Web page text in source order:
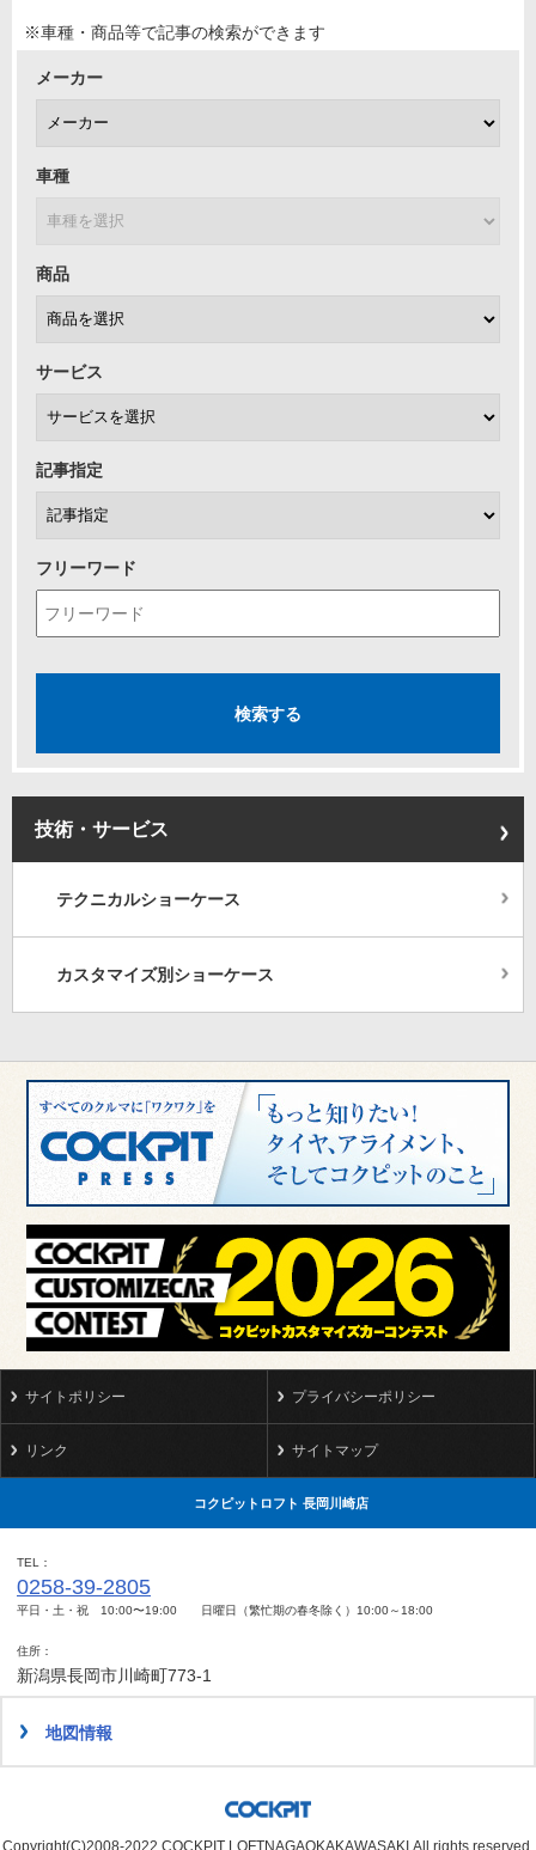
※車種・商品等で記事の検索ができます
メーカー
車種
商品
サービス
記事指定
フリーワード
技術・サービス
テクニカルショーケース
カスタマイズ別ショーケース
サイトポリシー プライバシーポリシー
リンク サイトマップ
コクピットロフト 長岡川崎店
TEL
0258-39-2805
平日・土・祝 10:00〜19:00 日曜日（繁忙期の春冬除く）10:00～18:00
住所
新潟県長岡市川崎町773-1
地図情報
Copyright(C)2008-2022 COCKPIT LOFTNAGAOKAKAWASAKI.All rights reserved.